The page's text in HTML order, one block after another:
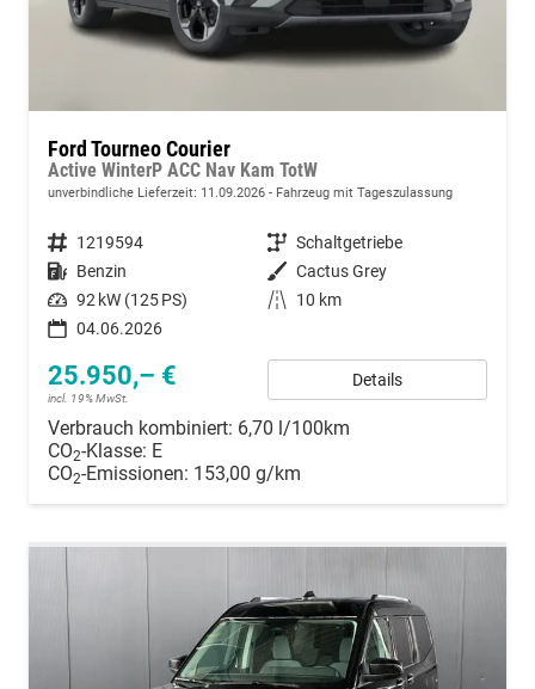
Ford Tourneo Courier
Active WinterP ACC Nav Kam TotW
unverbindliche Lieferzeit: 11.09.2026 Fahrzeug mit Tageszulassung
Fahrzeugnummer 1219594 Getriebe Schaltgetriebe
Kraftstoff Benzin Außenfarbe Cactus Grey
Leistung 92 kW (125 PS) Kilometerstand
10 km
04.06.2026
25.950,– €
incl. 19% MwSt.
Details
Verbrauch kombiniert: 6,70 l/100km
CO2-Klasse: E
CO2-Emissionen: 153,00 g/km